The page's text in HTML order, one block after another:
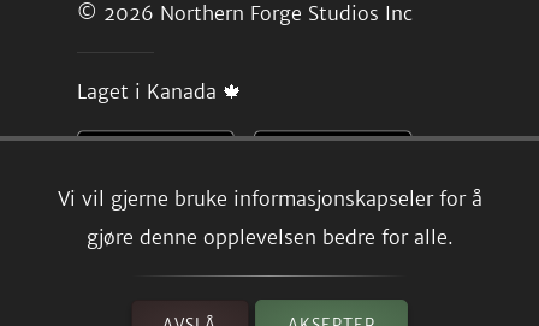
Vi vil gjerne bruke informasjonskapseler for å
gjøre denne opplevelsen bedre for alle.
© 2026 Northern Forge Studios Inc
Laget i Kanada 🍁